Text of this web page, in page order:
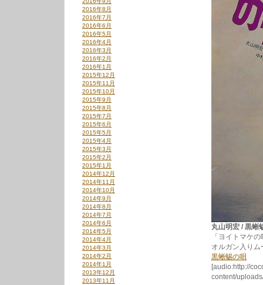
丸山明宏 / 黒
「ヨイトマケ
オルガン入り
黒蜥蜴の唄
[audio:http://
content/
2016年8月
2016年7月
2016年6月
2016年5月
2016年4月
2016年3月
2016年2月
2016年1月
2015年12月
2015年11月
2015年10月
2015年9月
2015年8月
2015年7月
2015年6月
2015年5月
2015年4月
2015年3月
2015年2月
2015年1月
2014年12月
2014年11月
2014年10月
2014年9月
2014年8月
2014年7月
2014年6月
2014年5月
2014年4月
2014年3月
2014年2月
2014年1月
2013年12月
2013年11月